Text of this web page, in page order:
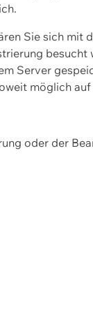
Sie sich mit
Server
möglich
oder der